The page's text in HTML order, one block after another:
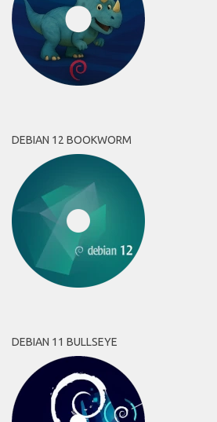
DEBIAN 12 BOOKWORM
DEBIAN 11 BULLSEYE